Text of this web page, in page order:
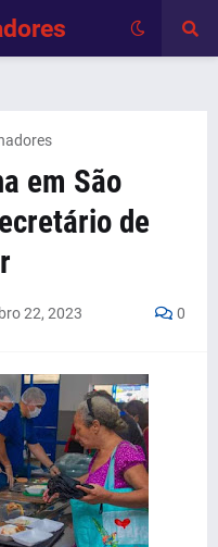
em São
de
22, 2023 0